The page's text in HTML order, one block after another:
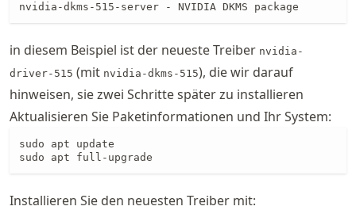
nvidia-dkms-515-server - NVIDIA DKMS package
in diesem Beispiel ist der neueste Treiber nvidia-
driver-515 (mit nvidia-dkms-515), die wir darauf
hinweisen, sie zwei Schritte später zu installieren
Aktualisieren Sie Paketinformationen und Ihr System:
sudo apt update
sudo apt full-upgrade
Installieren Sie den neuesten Treiber mit: